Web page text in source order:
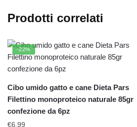
Prodotti correlati
-22%
Cibo umido gatto e cane Dieta Pars
Filettino monoproteico naturale 85gr
confezione da 6pz
€6.99